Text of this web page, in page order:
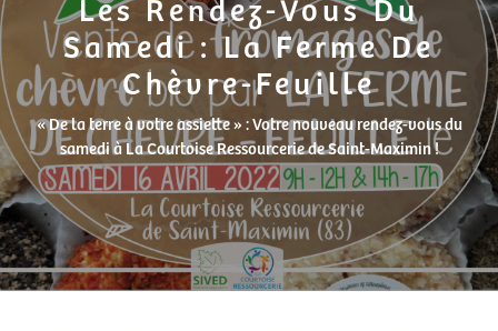
Les Rendez-Vous Du
Samedi : La Ferme De
Chèvre-Feuille
« De la terre à votre assiette » : Votre nouveau rendez-vous du
samedi à La Courtoise Ressourcerie de Saint-Maximin !